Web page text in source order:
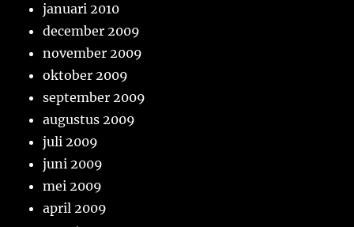
januari 2010
december 2009
november 2009
oktober 2009
september 2009
augustus 2009
juli 2009
juni 2009
mei 2009
april 2009